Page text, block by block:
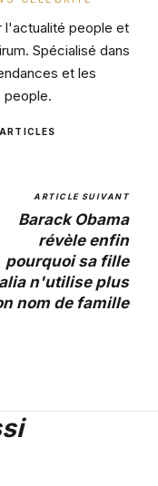
l'actualité people et
Spécialisé dans
et les
people.
ARTICLE SUIVANT
Barack Obama
révèle enfin
pourquoi sa fille
n'utilise plus
nom de famille